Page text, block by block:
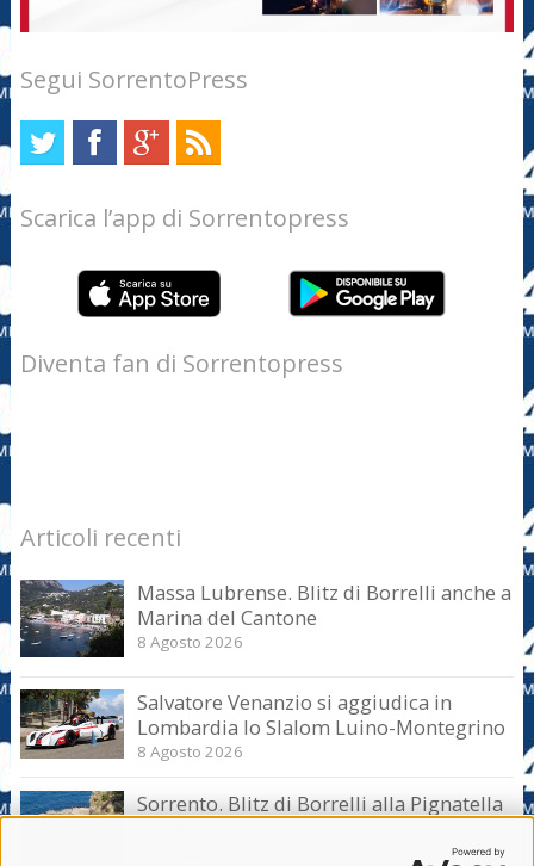
Segui SorrentoPress
Scarica l’app di Sorrentopress
Diventa fan di Sorrentopress
Articoli recenti
Massa Lubrense. Blitz di Borrelli anche a
Marina del Cantone
8 Agosto 2026
Salvatore Venanzio si aggiudica in
Lombardia lo Slalom Luino-Montegrino
8 Agosto 2026
Sorrento. Blitz di Borrelli alla Pignatella
– video –